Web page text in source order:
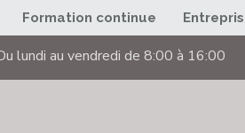
Formation continue
lundi au vendredi de 8:00 à 16:00